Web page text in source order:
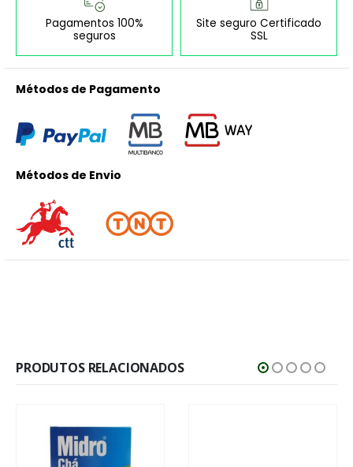
Pagamentos 100%
seguros
Site seguro Certificado
SSL
Métodos de Pagamento
Métodos de Envio
PRODUTOS RELACIONADOS